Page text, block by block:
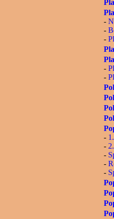
-
-
-
-
-
-
-
-
-
-